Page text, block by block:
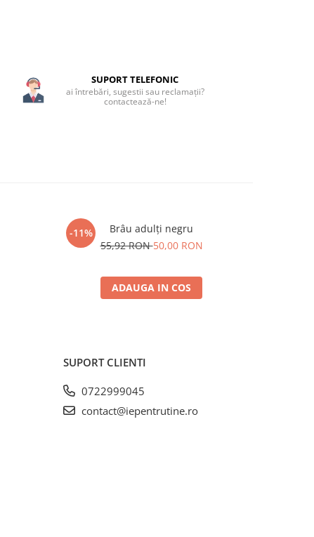
SUPORT TELEFONIC
ai întrebări, sugestii sau reclamații?
contactează-ne!
-11%
Brâu adulți negru
55,92 RON50,00 RON
ADAUGA IN COS
SUPORT CLIENTI
0722999045
contact@iepentrutine.ro